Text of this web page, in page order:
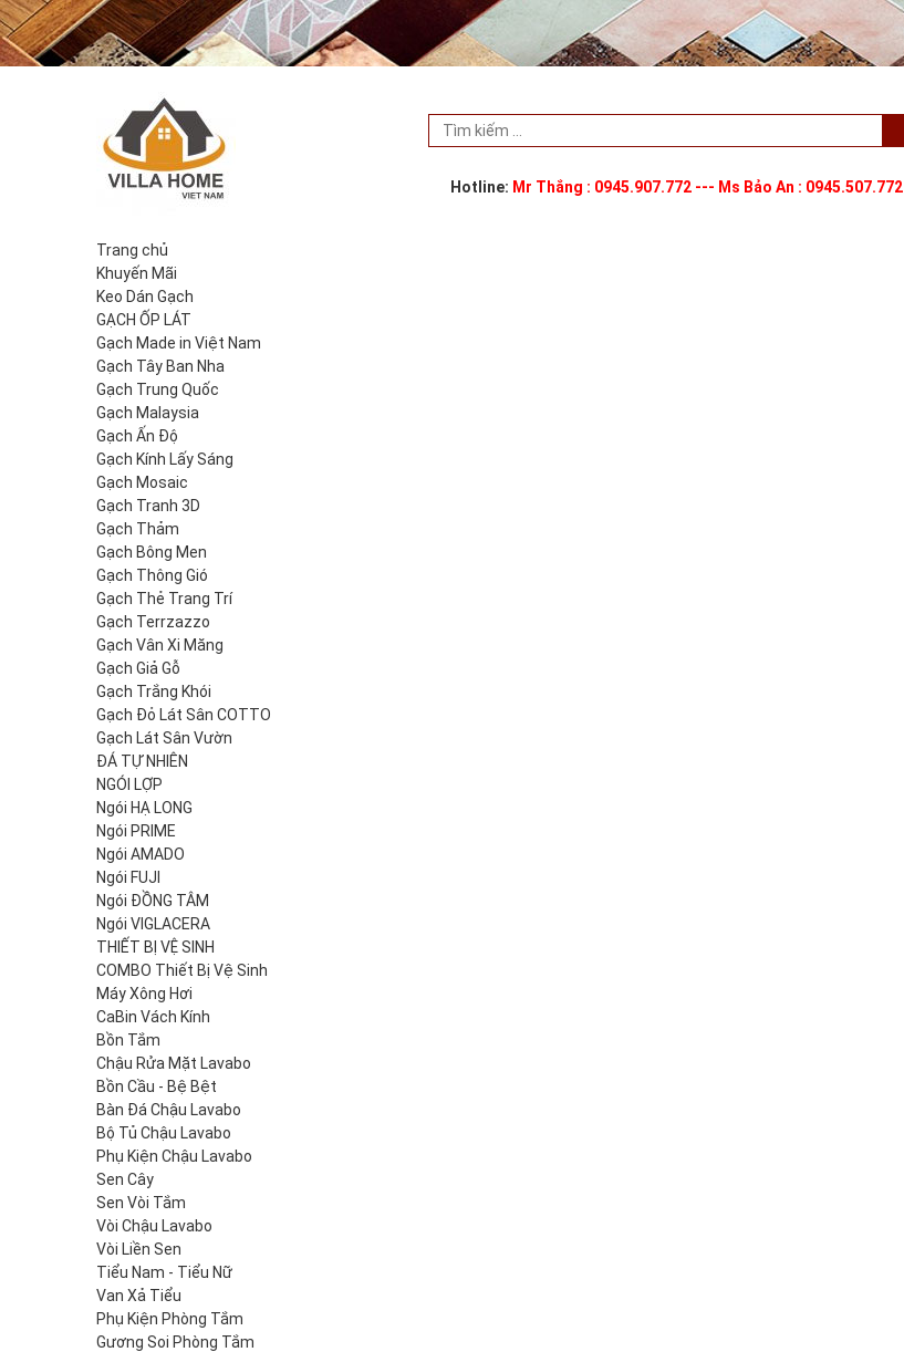
Hotline: Mr Thắng : 0945.907.772 --- Ms Bảo An : 0945.507.772
Trang chủ
Khuyến Mãi
Keo Dán Gạch
GẠCH ỐP LÁT
Gạch Made in Việt Nam
Gạch Tây Ban Nha
Gạch Trung Quốc
Gạch Malaysia
Gạch Ấn Độ
Gạch Kính Lấy Sáng
Gạch Mosaic
Gạch Tranh 3D
Gạch Thảm
Gạch Bông Men
Gạch Thông Gió
Gạch Thẻ Trang Trí
Gạch Terrzazzo
Gạch Vân Xi Măng
Gạch Giả Gỗ
Gạch Trắng Khói
Gạch Đỏ Lát Sân COTTO
Gạch Lát Sân Vườn
ĐÁ TỰ NHIÊN
NGÓI LỢP
Ngói HẠ LONG
Ngói PRIME
Ngói AMADO
Ngói FUJI
Ngói ĐỒNG TÂM
Ngói VIGLACERA
THIẾT BỊ VỆ SINH
COMBO Thiết Bị Vệ Sinh
Máy Xông Hơi
CaBin Vách Kính
Bồn Tắm
Chậu Rửa Mặt Lavabo
Bồn Cầu - Bệ Bệt
Bàn Đá Chậu Lavabo
Bộ Tủ Chậu Lavabo
Phụ Kiện Chậu Lavabo
Sen Cây
Sen Vòi Tắm
Vòi Chậu Lavabo
Vòi Liền Sen
Tiểu Nam - Tiểu Nữ
Van Xả Tiểu
Phụ Kiện Phòng Tắm
Gương Soi Phòng Tắm